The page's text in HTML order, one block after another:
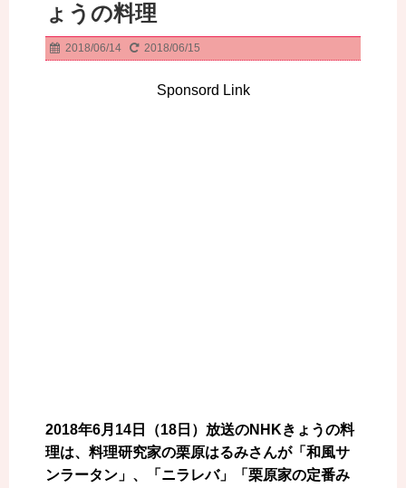
ょうの料理
2018/06/14 2018/06/15
Sponsord Link
2018年6月14日（18日）放送のNHKきょうの料
理は、料理研究家の栗原はるみさんが「和風サ
ンラータン」、「ニラレバ」「栗原家の定番み